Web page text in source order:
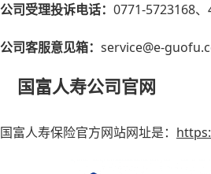
公司受理投诉电话： 0771-5723168
公司客服意见箱： service@e-
国富人寿公司官网
国富人寿保险官方网站网址是：